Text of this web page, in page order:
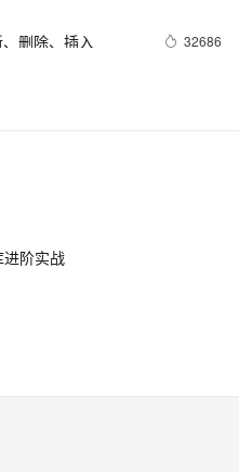
删除、插入 32686
理
典型应用场景
篇
阶实战